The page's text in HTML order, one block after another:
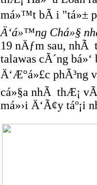
má»™t bÃ i "tá»±
Ä‘á»™ng Chá»§
19 nÄƒm sau, nhÃ
talawas cÃ´ng
Ä‘Æ°á»£c phÃ³ng
cá»§a nhÃ thÆ¡
má»›i Ä‘Ã¢y táº¡i